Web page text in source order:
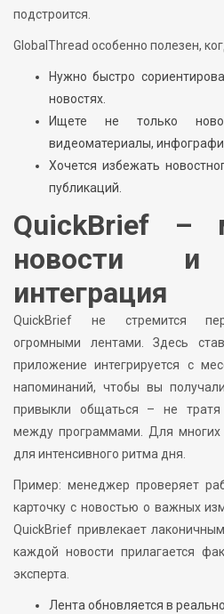
подстроится.
GlobalThread особенно полезен,
Нужно быстро
новостях.
Ищете не только
видеоматериалы,
Хочется избежать
публикаций.
QuickBrief –
новости и
интеграция
QuickBrief не стремится
огромными лентами. Здесь
приложение интегрируется с
напоминаний, чтобы вы
привыкли общаться – не
между программами. Для
для интенсивного ритма дня.
Пример: менеджер проверяет
карточку с новостью о важных
QuickBrief привлекает
каждой новости прилагается
эксперта.
Лента обновляется в